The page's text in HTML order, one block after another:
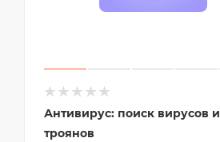
Антивирус: поиск вирусов и
троянов